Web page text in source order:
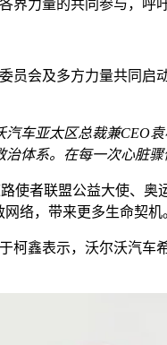
界力量的共同参与，呼
员会及多方力量共同
车亚太区总裁兼CEO
体系。在每一次心脏
使者联盟公益大使、
络，带来更多生命契机
柯鑫表示，沃尔沃汽